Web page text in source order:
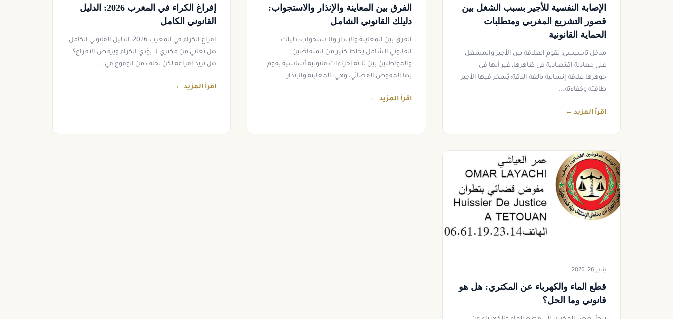
الإصابة النفسية للأجير بسبب الشغل بين
قصور التشريع المغربي ومتطلبات
الحماية القانونية
مدخل تأسيسي: تقوم العلاقة بين الأجير والمشغل
على معادلة اقتصادية في ظاهرها، غير أنها في
جوهرها علاقة إنسانية بالغة الدقة؛ يُسخر فيها الأجير
طاقته وكفاءته...
اقرأ المزيد ←
الفرق بين المعاينة والإنذار والاستجواب:
دليلك القانوني الشامل
الفرق بين المعاينة والإنذار والاستجواب: دليلك
القانوني الشامل يخلط كثير من المتقاضين
والمواطنين بين ثلاثة إجراءات قانونية أساسية يقوم
بها المفوض القضائي، وهي: المعاينة والإنذار...
اقرأ المزيد ←
إفراغ الكراء في المغرب 2026: الدليل
القانوني الكامل
إفراغ الكراء في المغرب 2026: الدليل القانوني الكامل
هل تعاني من مكتري لا يؤدي الكراء ويرفض الافراغ؟
هل تريد إفراغه لكن تخاف من الوقوع في...
اقرأ المزيد ←
يناير 26, 2026
قطع الماء والكهرباء عن المكتري: هل هو
قانوني وما الحل؟